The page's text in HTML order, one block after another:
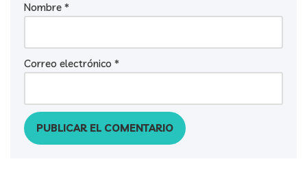
Nombre *
Correo electrónico *